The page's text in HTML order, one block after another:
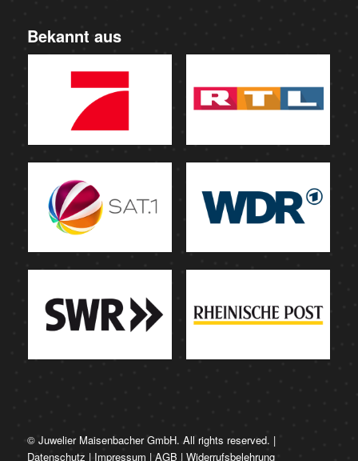
Bekannt aus
© Juwelier Maisenbacher GmbH. All rights reserved. |
Datenschutz | Impressum | AGB | Widerrufsbelehrung